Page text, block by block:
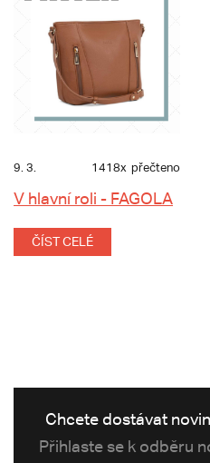
9. 3. 1418x přečteno
V hlavní roli - FAGOLA
ČÍST CELÉ
Chcete dostávat
Přihlaste se k odběru